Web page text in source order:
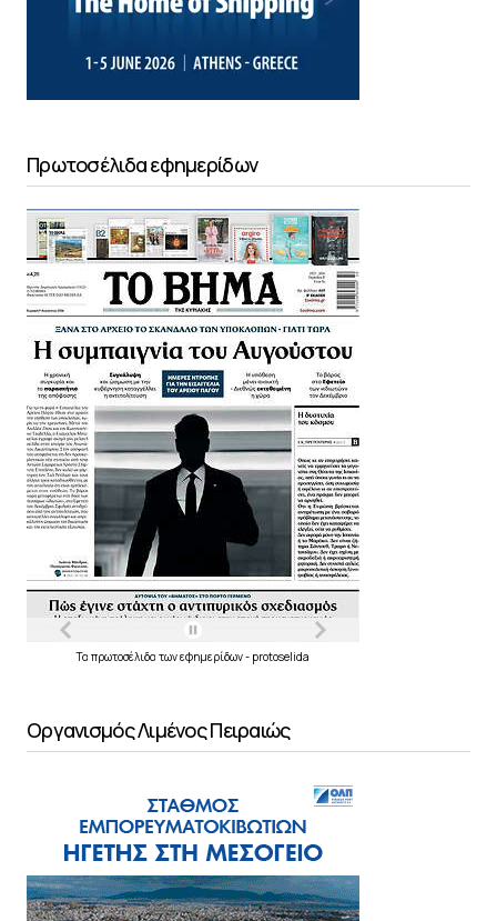
Πρωτοσέλιδα εφημερίδων
Τα πρωτοσέλιδα τωνεφημερίδων- protoselida
Οργανισμός Λιμένος Πειραιώς